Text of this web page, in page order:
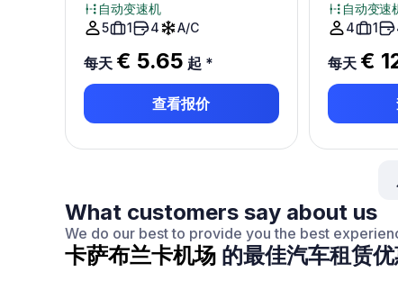
自动变速机
5
1 4 A/C
每天 € 5.65 起 *
查看报价
自动变速
4
1
每天 €
What customers say about us
We do our best to provide you the best
卡萨布兰卡机场 的最佳汽车租赁